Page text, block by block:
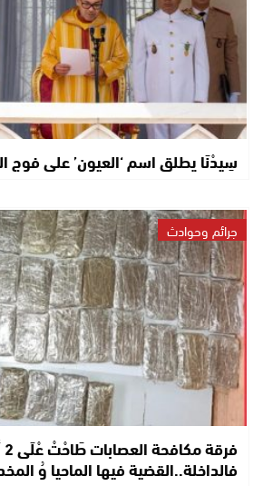
سِيدْنَا يطلق اسم ‘العيون’ على فوج
جرائم وحوادث
فالداخلة..القضية فيها الماحيا وُ